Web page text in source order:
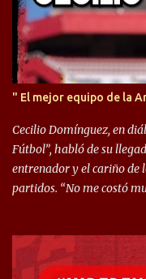
" El mejor equipo de la
Cecilio Domínguez, en
Fútbol”, habló de su
entrenador y el cariño de
partidos. “No me costó
llegué a un
mucho. Me favorece por